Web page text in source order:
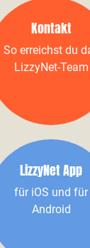
Kontakt
So erreichst du
LizzyNet-Team
LizzyNet App
für iOS und für
Android